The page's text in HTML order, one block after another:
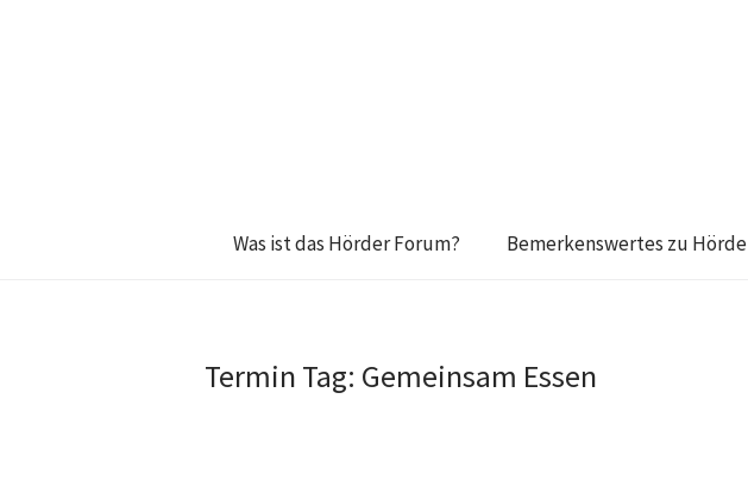
Was ist das Hörder Forum? Bemerkenswertes zu Hörde
Termin Tag: Gemeinsam Essen